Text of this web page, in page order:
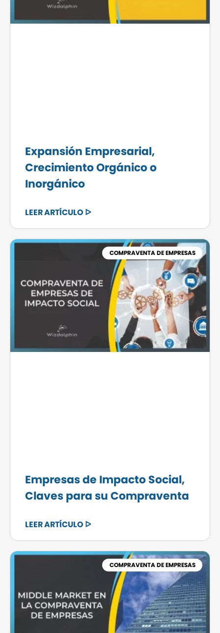
Expansión Empresarial,
Crecimiento Orgánico o
Inorgánico
LEER ARTÍCULO ᐅ
COMPRAVENTA DE EMPRESAS
Empresas de Impacto Social,
Claves para su Compraventa
LEER ARTÍCULO ᐅ
COMPRAVENTA DE EMPRESAS